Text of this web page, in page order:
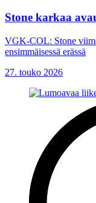
Stone karkaa
VGK-COL: Stone
ensimmäisessä erässä
27. touko 2026